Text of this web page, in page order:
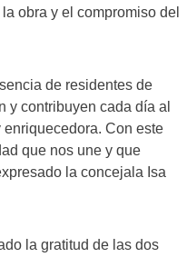
obra y el compromiso del
de residentes de
y contribuyen cada día al
Con este
que nos une y que
la concejala Isa
la gratitud de las dos